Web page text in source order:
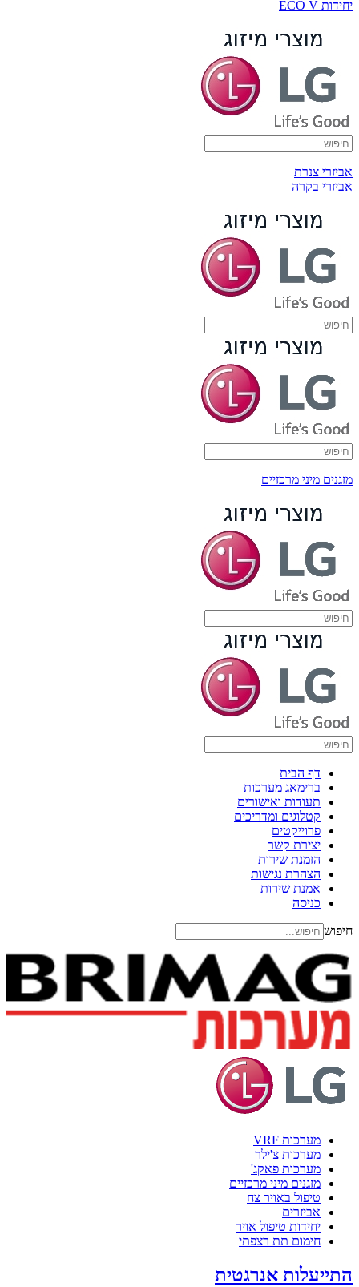
יחידות ECO V
אביזרי צנרת
אביזרי בקרה
מזגנים מיני מרכזיים
דף הבית
ברימאג מערכות
תעודות ואישורים
קטלוגים ומדריכים
פרוייקטים
יצירת קשר
הזמנת שירות
הצהרת נגישות
אמנת שירות
כניסה
חיפוש
מערכות VRF
מערכות צ'ילר
מערכות פאקג'
מזגנים מיני מרכזיים
טיפול באויר צח
אביזרים
יחידות טיפול אויר
חימום תת רצפתי
התייעלות אנרגטית